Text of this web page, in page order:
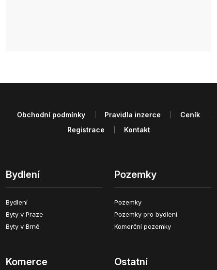
Bydlení
Bydlení
Byty v Praze
Byty v Brně
Pozemky
Pozemky
Pozemky pro bydlení
Komerční pozemky
Komerce Ostatní
Obchodní podmínky Pravidla inzerce
Ceník
Registrace
Kontakt